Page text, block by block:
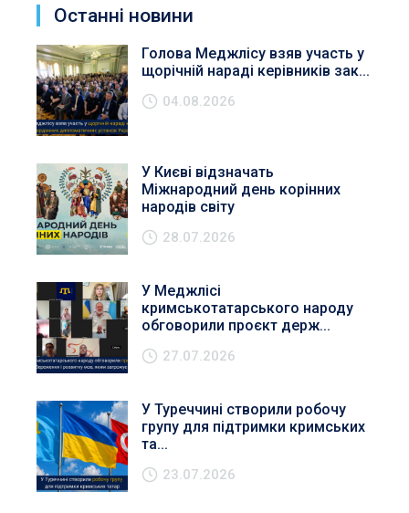
Останні новини
Голова Меджлісу взяв участь у
щорічній нараді керівників зак...
04.08.2026
У Києві відзначать
Міжнародний день корінних
народів світу
28.07.2026
У Меджлісі
кримськотатарського народу
обговорили проєкт держ...
27.07.2026
У Туреччині створили робочу
групу для підтримки кримських
та...
23.07.2026